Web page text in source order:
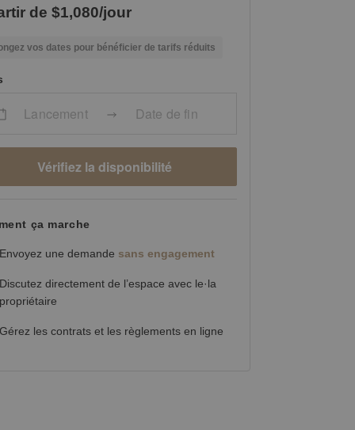
de $1,080/jour
vos dates pour bénéficier de tarifs réduits
Lancement Date de fin
Vérifiez la disponibilité
ça marche
Envoyez une demande sans engagement
Discutez directement de l’espace avec le·la
propriétaire
Gérez les contrats et les règlements en ligne